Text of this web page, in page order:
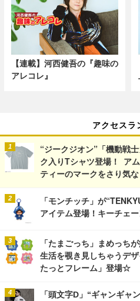
【連載】河西健吾の『趣味の
アレコレ』
アクセスラ
“ジークジオン”「機動戦
ク入りTシャツ登場！ ア
ティーのマークをさり気
「モンチッチ」が
アイテム登場！キーチェ
「たまごっち」まめっち
生活を覗き見しちゃうデ
たっとフレーム」登場☆
「頭文字D」“ギャンギャ